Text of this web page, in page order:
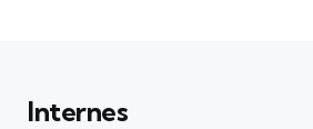
Internes